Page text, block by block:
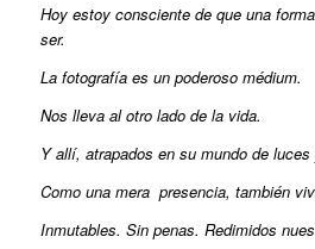
Hoy estoy consciente de que una
ser.
La fotografía es un poderoso médium.
Nos lleva al otro lado de la vida.
Y allí, atrapados en su mundo de luces
Como una mera presencia, también
Inmutables. Sin penas. Redimidos